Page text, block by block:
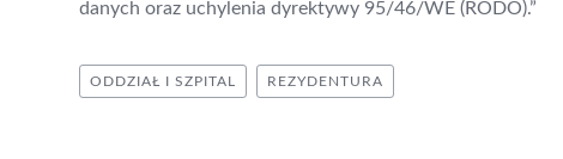
danych oraz uchylenia dyrektywy 95/46/WE (RODO).”
ODDZIAŁ I SZPITAL REZYDENTURA